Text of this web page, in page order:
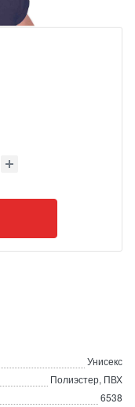
Унисекс
Полиэстер, ПВХ
6538